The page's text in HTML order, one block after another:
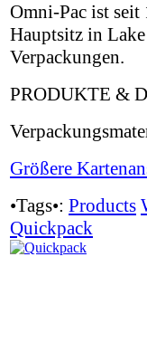
Omni-Pac ist
Hauptsitz in
Verpackungen.
PRODUKTE &
Größere
•Tags•: Products
Quickpack